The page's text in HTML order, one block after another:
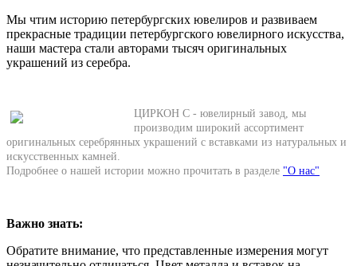
Мы чтим историю петербургских ювелиров и развиваем
прекрасные традиции петербургского ювелирного искусства,
наши мастера стали авторами тысяч оригинальных
украшений из серебра.
ЦИРКОН С - ювелирный завод, мы
производим широкий ассортимент
оригинальных серебрянных украшений с вставками из натуральных и
искусственных камней.
Подробнее о нашей истории можно прочитать в разделе "О нас"
Важно знать:
Обратите внимание, что представленные измерения могут